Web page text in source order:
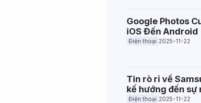
Google Photos
iOS Đến Android
Điện thoại 2025-11-22
Tin rò rỉ về
kế hướng đến sự
Điện thoại 2025-11-22